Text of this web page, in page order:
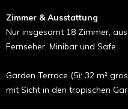
Zimmer & Ausstattung
Nur insgesamt 18 Zimmer,
Fernseher, Minibar und Safe.
Garden Terrace (5): 32 m²
mit Sicht in den tropischen